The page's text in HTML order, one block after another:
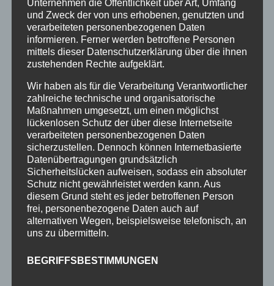
Selbstverständlich ist das Gebiet rund um das
Nebelhorn auch für Ski- und Snowboardfahrer
ein absolutes Highlight. Denn hier gibt es nicht
nur Pisten und Hänge in allen nur erdenklichen
längste Talabfahrt Deutschlands. Die 7,5
Kilometer lange Abfahrt lässt die Herzen aller
Wintersportler höherschlagen.
Wählt man das Hotel Sonnenheim in
Oberstdorf als Übernachtungsmöglichkeit für
seinen Urlaub am Nebelhorn, hat man
verschiedenste Möglichkeiten, den Nachmittag
oder den Abend, nachdem man nach
lassen. Besonders beliebt bei unseren Gästen
Unternehmen die Öffentlichkeit über Art, Umfang
und Zweck der von uns erhobenen, genutzten und
verarbeiteten personenbezogenen Daten
informieren. Ferner werden betroffene Personen
mittels dieser Datenschutzerklärung über die ihnen
zustehenden Rechte aufgeklärt.
Wir haben als für die Verarbeitung Verantwortlicher
zahlreiche technische und organisatorische
Maßnahmen umgesetzt, um einen möglichst
lückenlosen Schutz der über diese Internetseite
verarbeiteten personenbezogenen Daten
sicherzustellen. Dennoch können Internetbasierte
Datenübertragungen grundsätzlich
Sicherheitslücken aufweisen, sodass ein absoluter
Schutz nicht gewährleistet werden kann. Aus
diesem Grund steht es jeder betroffenen Person
frei, personenbezogene Daten auch auf
alternativen Wegen, beispielsweise telefonisch, an
uns zu übermitteln.
BEGRIFFSBESTIMMUNGEN